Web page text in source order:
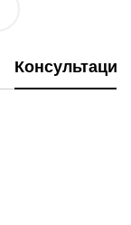
Консультация